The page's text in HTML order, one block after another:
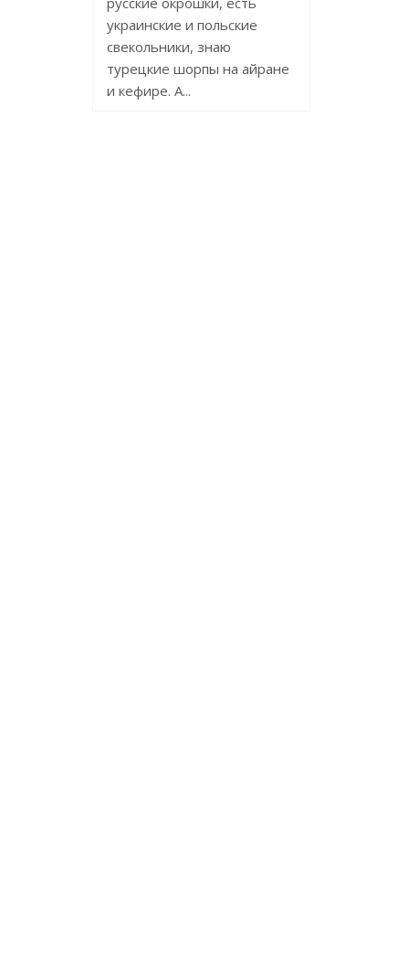
украинские и польские
свекольники, знаю
турецкие шорпы на айране
и кефире. А...